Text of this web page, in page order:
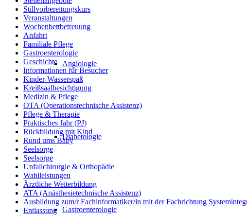
Angiologie
Diabetologie
Gastroenterologie
Stillvorbereitungskurs
Veranstaltungen
Wochenbettbetreuung
Anfahrt
Familiale Pflege
Gastroenterologie
Geschichte
Informationen für Besucher
Kinder-Wasserspaß
Kreißsaalbesichtigung
Medizin & Pflege
OTA (Operationstechnische Assistenz)
Pflege & Therapie
Praktisches Jahr (PJ)
Rückbildung mit Kind
Rund ums Baby
Seelsorge
Seelsorge
Unfallchirurgie & Orthopädie
Wahlleistungen
Ärztliche Weiterbildung
ATA (Anästhesietechnische Assistenz)
Ausbildung zum/r Fachinformatiker/in mit der Fachrichtung
Entlassung